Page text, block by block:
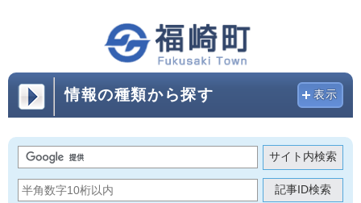
情報の種類から探す 表示
サイト内検索
記事ID検索